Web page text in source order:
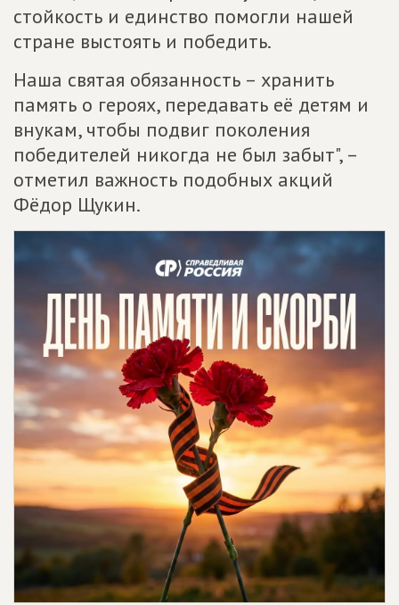
стойкость и единство помогли нашей
стране выстоять и победить.
Наша святая обязанность – хранить
память о героях, передавать её детям и
внукам, чтобы подвиг поколения
победителей никогда не был забыт", –
отметил важность подобных акций
Фёдор Щукин.